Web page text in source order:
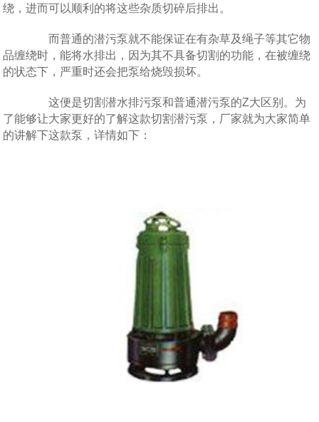
绕，进而可以顺利的将这些杂质切碎后排出。
而普通的潜污泵就不能保证在有杂草及绳子等其它物
品缠绕时，能将水排出，因为其不具备切割的功能，在被缠绕
的状态下，严重时还会把泵给烧毁损坏。
这便是切割潜水排污泵和普通潜污泵的Z大区别。为
了能够让大家更好的了解这款切割潜污泵，厂家就为大家简单
的讲解下这款泵，详情如下：